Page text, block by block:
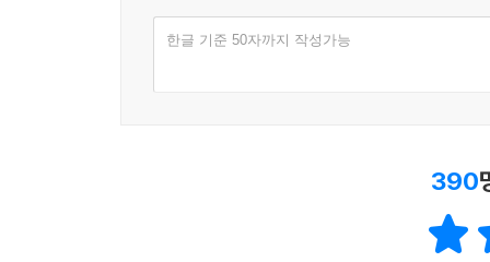
한글 기준 50자까지 작성가능
390